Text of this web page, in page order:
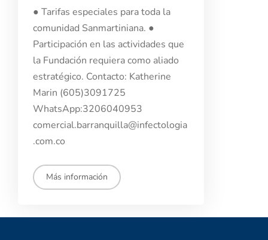
● Tarifas especiales para toda la
comunidad Sanmartiniana. ●
Participación en las actividades que
la Fundación requiera como aliado
estratégico. Contacto: Katherine
Marin (605)3091725
WhatsApp:3206040953
comercial.barranquilla@infectologia
.com.co
Más información